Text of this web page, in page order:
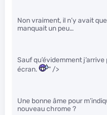
Non vraiment, il n’y avait
manquait un peu…
Sauf qu’évidemment
écran.
" />
Une bonne âme pour
nouveau chrome ?